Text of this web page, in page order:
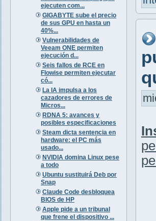
ejecuten com...
GIGABYTE sube el precio
de sus GPU en hasta un
40%...
Vulnerabilidades de
Veeam ONE permiten
ejecución d...
Seis fallos de RCE en
Flowise permiten ejecutar
có...
La IA impulsa a los
cazadores de errores de
Micros...
RDNA 5: avances y
posibles especificaciones
Steam dicta sentencia en
hardware: el PC más
usado...
NVIDIA domina Linux pese
a todo
Ubuntu sustituirá Deb por
Snap
Claude Code desbloquea
BIOS de HP
Apple pide a un tribunal
que frene el dispositivo ...